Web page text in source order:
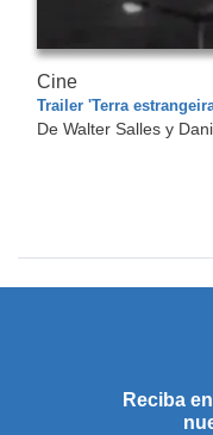
Cine
Trailer 'Terra
De Walter Salles y
Reciba